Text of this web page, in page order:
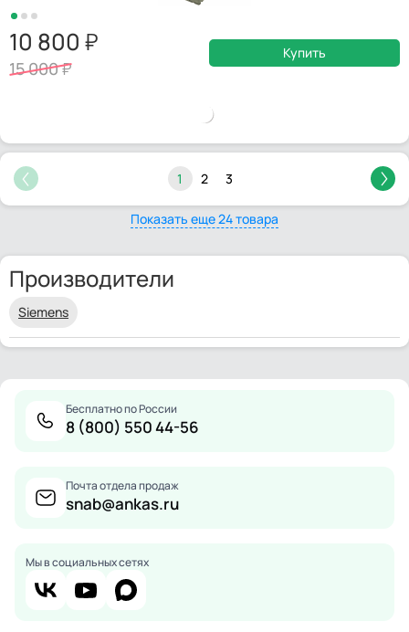
10 800
15 000
Купить
1 2 3
Показать еще 24 товара
Производители
Siemens
Бесплатно по России
8 (800) 550 44-56
Почта отдела продаж
snab@ankas.ru
Мы в социальных сетях